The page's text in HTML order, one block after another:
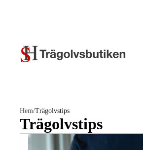
Hem/Trägolvstips
Trägolvstips